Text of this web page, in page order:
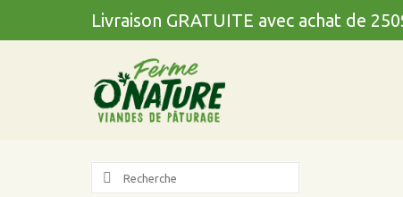
Livraison GRATUITE avec achat de
Search
for: